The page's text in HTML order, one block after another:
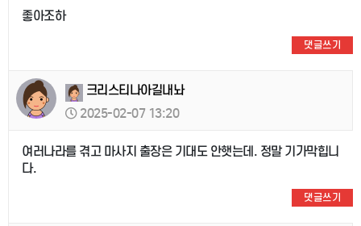
좋아조하
댓글쓰기
크리스티나아길내놔
2025-02-07 13:20
여러나라를 겪고 마사지 출장은 기대도 안햇는데. 정말 기가막힙니
다.
댓글쓰기